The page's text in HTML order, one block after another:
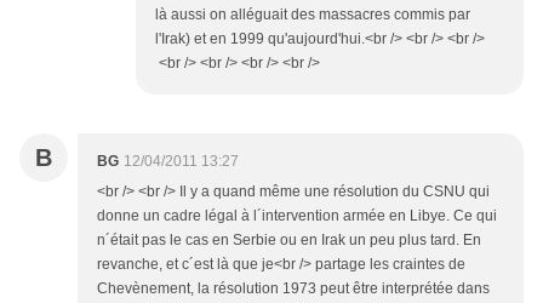
là aussi on alléguait des massacres commis par
l'Irak) et en 1999 qu'aujourd'hui.<br /> <br /> <br />
<br /> <br /> <br /> <br />
B BG 12/04/2011 13:27
<br /> <br /> Il y a quand même une résolution du CSNU qui
donne un cadre légal à l´intervention armée en Libye. Ce qui
n´était pas le cas en Serbie ou en Irak un peu plus tard. En
revanche, et c´est là que je<br /> partage les craintes de
Chevènement, la résolution 1973 peut être interprétée dans